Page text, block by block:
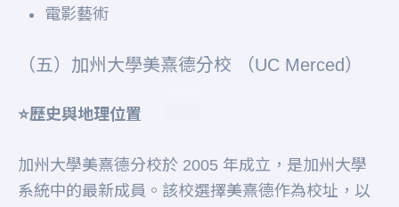
電影藝術
（五）加州大學美熹德分校 （UC Merced）
⭐️歷史與地理位置
加州大學美熹德分校於 2005 年成立，是加州大學
系統中的最新成員。該校選擇美熹德作為校址，以